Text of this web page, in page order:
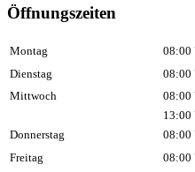
Öffnungszeiten
Montag
08:00
Dienstag
08:00
Mittwoch
08:00
13:00
Donnerstag
08:00
Freitag
08:00